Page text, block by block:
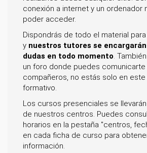
conexión a internet y un ordenador
poder acceder.
Dispondrás de todo el material
y nuestros tutores se
dudas en todo momento.
un foro donde puedes
compañeros, no estás solo en este
formativo.
Los cursos presenciales se
de nuestros centros. Puedes
horarios en la pestaña "centros,
en cada ficha de curso para
información.